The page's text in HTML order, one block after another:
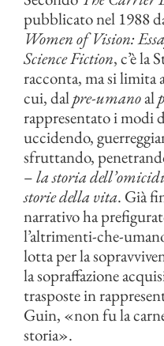
pubblicato nel 1988
Women of Vision:
Science Fiction, c’è la
racconta, ma si limita
cui, dalpre-umanoal
rappresentato i modi
uccidendo,
sfruttando,
–la storia
storie della vita. Già
narrativo ha
l’altrimenti-che-
lotta per la
la sopraffazione
trasposte in
Guin, «non fu la
storia».